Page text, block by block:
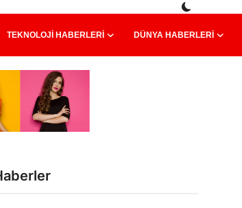
TEKNOLOJI HABERLERI DÜNYA HABERLERI